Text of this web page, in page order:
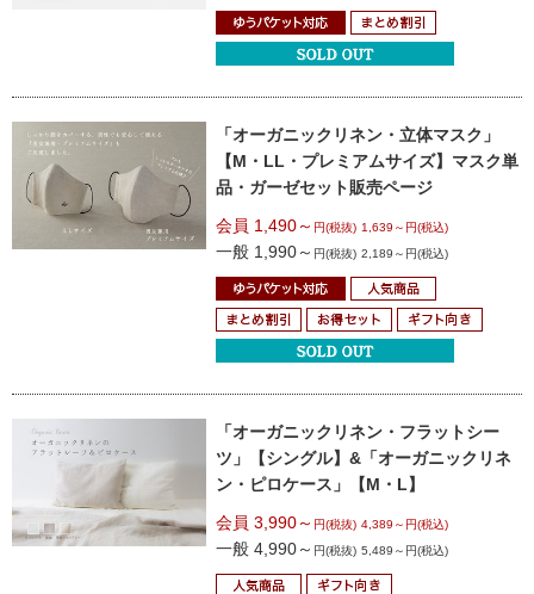
「オーガニックリネン・立体マスク」
【M・LL・プレミアムサイズ】 マスク単
品・ガーゼセット販売ページ
会員 1,490～ 円(税抜) 1,639～円(税込)
一般 1,990～ 円(税抜) 2,189～円(税込)
「オーガニックリネン・フラットシー
ツ」【シングル】&「オーガニックリネ
ン・ピロケース」【M・L】
会員 3,990～ 円(税抜) 4,389～円(税込)
一般 4,990～ 円(税抜) 5,489～円(税込)